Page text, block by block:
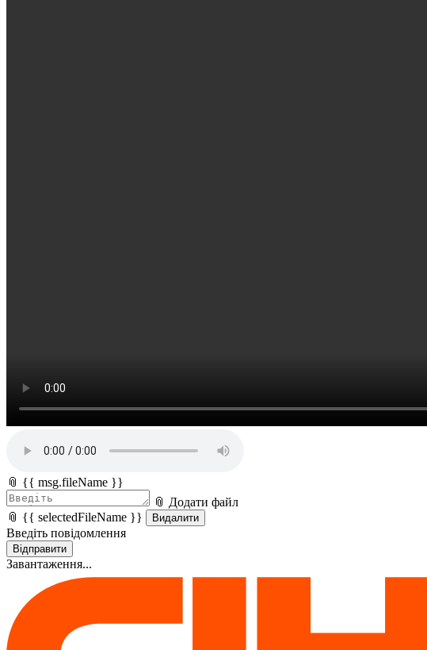
📎 {{ msg.fileName }}
📎 Додати файл
📎 {{ selectedFileName }}
Видалити
Введіть повідомлення
Відправити
Завантаження...